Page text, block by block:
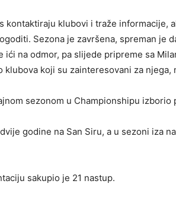
kontaktiraju klubovi i traže informacije,
Sezona je završena, spreman je
ići na odmor, pa slijede pripreme sa
klubova koji su zainteresovani za njega,
sezonom u Championshipu
godine na San Siru, a u sezoni iza
sakupio je 21 nastup.